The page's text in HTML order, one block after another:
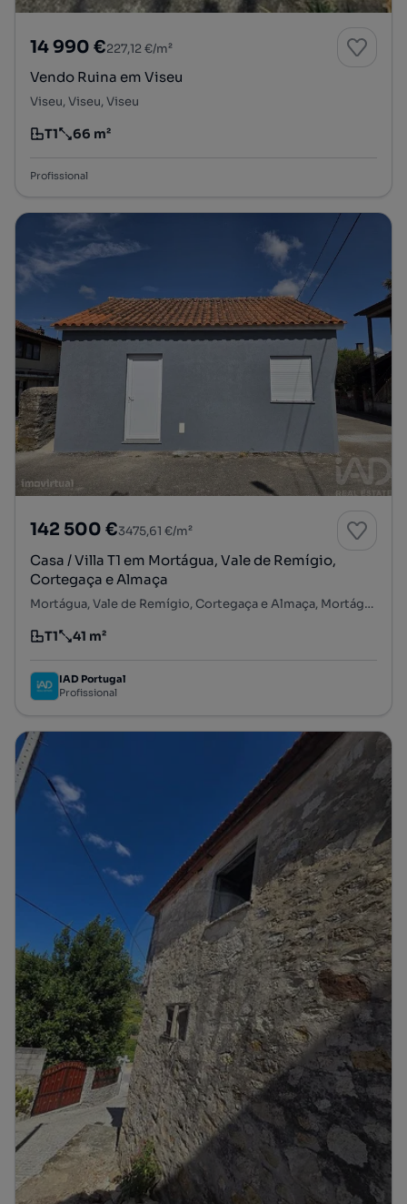
14 990 €227,12 €/m²
Vendo Ruina em Viseu
Viseu, Viseu, Viseu
Tipologia
T1
Preço por metro quadrado
66 m²
Profissional
142 500 €3475,61 €/m²
Casa / Villa T1 em Mortágua, Vale de Remígio,
Cortegaça e Almaça
Mortágua, Vale de Remígio, Cortegaça e Almaça, Mortágua, Viseu
Tipologia
T1
Preço por metro quadrado
41 m²
IAD Portugal
Profissional